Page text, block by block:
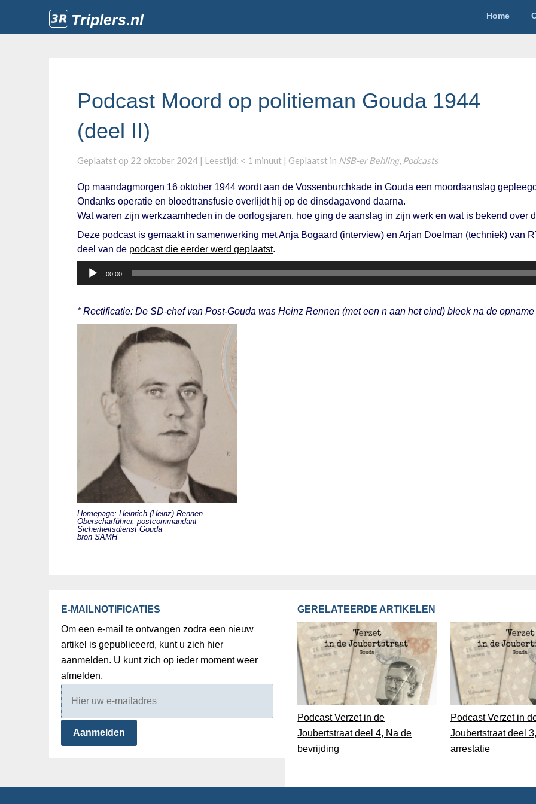
Triplers.nl Home
Podcast Moord op politieman Gouda 1944
(deel II)
Geplaatst op 22 oktober 2024 | Leestijd: < 1 minuut | Geplaatst in NSB-er Behling, Podcasts
Op maandagmorgen 16 oktober 1944 wordt aan de Vossenburchkade in Gouda een moordaanslag
Ondanks operatie en bloedtransfusie overlijdt hij op de dinsdagavond daarna.
Wat waren zijn werkzaamheden in de oorlogsjaren, hoe ging de aanslag in zijn werk en wat is bekend over
Deze podcast is gemaakt in samenwerking met Anja Bogaard (interview) en Arjan Doelman (techniek) van
deel van de podcast die eerder werd geplaatst.
Audiospeler
00:00
* Rectificatie: De SD-chef van Post-Gouda was Heinz Rennen (met een n aan het eind) bleek na de
Homepage: Heinrich (Heinz) Rennen
Oberscharführer, postcommandant
Sicherheitsdienst Gouda
bron SAMH
E-MAILNOTIFICATIES
Om een e-mail te ontvangen zodra een nieuw
artikel is gepubliceerd, kunt u zich hier
aanmelden. U kunt zich op ieder moment weer
afmelden.
Aanmelden
GERELATEERDE ARTIKELEN
Podcast Verzet in de
Joubertstraat deel 4, Na de
bevrijding
Podcast Verzet in
Joubertstraat deel
arrestatie